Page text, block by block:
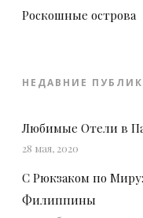
Роскошные острова
НЕДАВНИЕ
Любимые Отели в
28 мая, 2020
С Рюкзаком по
Филиппины